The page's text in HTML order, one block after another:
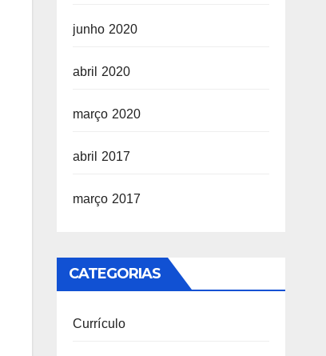
junho 2020
abril 2020
março 2020
abril 2017
março 2017
CATEGORIAS
Currículo